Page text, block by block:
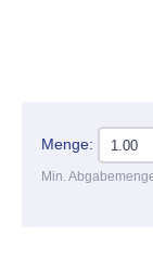
Menge:
Min.